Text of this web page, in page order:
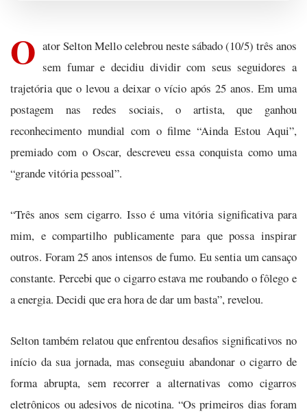
O ator Selton Mello celebrou neste sábado (10/5) três anos
sem fumar e decidiu dividir com seus seguidores a
trajetória que o levou a deixar o vício após 25 anos. Em uma
postagem nas redes sociais, o artista, que ganhou
reconhecimento mundial com o filme “Ainda Estou Aqui”,
premiado com o Oscar, descreveu essa conquista como uma
“grande vitória pessoal”.
“Três anos sem cigarro. Isso é uma vitória significativa para
mim, e compartilho publicamente para que possa inspirar
outros. Foram 25 anos intensos de fumo. Eu sentia um cansaço
constante. Percebi que o cigarro estava me roubando o fôlego e
a energia. Decidi que era hora de dar um basta”, revelou.
Selton também relatou que enfrentou desafios significativos no
início da sua jornada, mas conseguiu abandonar o cigarro de
forma abrupta, sem recorrer a alternativas como cigarros
eletrônicos ou adesivos de nicotina. “Os primeiros dias foram